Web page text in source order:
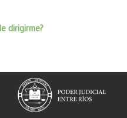
dirigirme?